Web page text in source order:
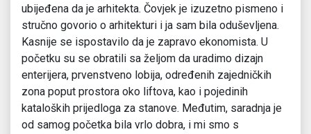
ubijeđena da je arhitekta. Čovjek je izuzetno pismeno i
stručno govorio o arhitekturi i ja sam bila oduševljena.
Kasnije se ispostavilo da je zapravo ekonomista. U
početku su se obratili sa željom da uradimo dizajn
enterijera, prvenstveno lobija, određenih zajedničkih
zona poput prostora oko liftova, kao i pojedinih
kataloških prijedloga za stanove. Međutim, saradnja je
od samog početka bila vrlo dobra, i mi smo s